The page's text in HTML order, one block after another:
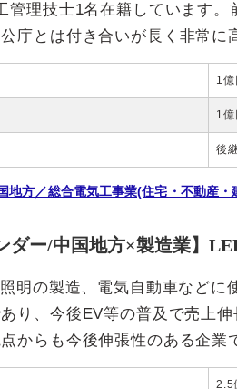
管理技士1名在籍しています
庁とは付き合いが長く非常に
1
1
後
地方／総合電気工事業(住宅・不動産
ー/中国地方×製造業】
明の製造、電気自動車など
り、今後EV等の普及で売上
からも今後伸張性のある企業
2.5